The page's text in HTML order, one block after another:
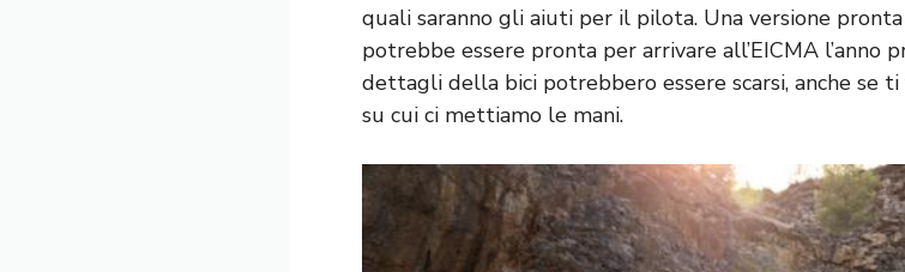
quali saranno gli aiuti per il pilota. Una versione
potrebbe essere pronta per arrivare all’EICMA l’anno
dettagli della bici potrebbero essere scarsi, anche se
su cui ci mettiamo le mani.